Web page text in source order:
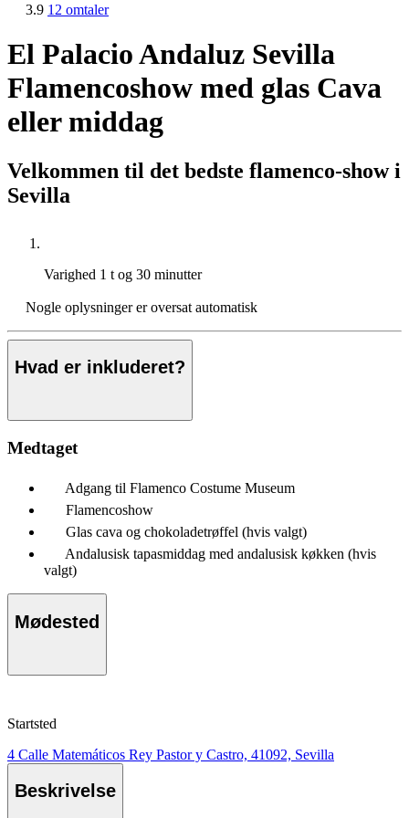
3.9 12 omtaler
El Palacio Andaluz Sevilla
Flamencoshow med glas Cava
eller middag
Velkommen til det bedste flamenco-show i
Sevilla
Varighed 1 t og 30 minutter
Nogle oplysninger er oversat automatisk
Hvad er inkluderet?
Medtaget
Adgang til Flamenco Costume Museum
Flamencoshow
Glas cava og chokoladetrøffel (hvis valgt)
Andalusisk tapasmiddag med andalusisk køkken (hvis
valgt)
Mødested
Startsted
4 Calle Matemáticos Rey Pastor y Castro, 41092, Sevilla
Beskrivelse